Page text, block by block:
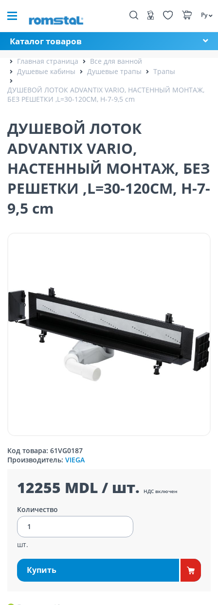
Ру
Каталог товаров
Главная страница
Все для ванной
Душевые кабины
Душевые трапы
Трапы
ДУШЕВОЙ ЛОТОК ADVANTIX VARIO, НАСТЕННЫЙ МОНТАЖ,
БЕЗ РЕШЕТКИ ,L=30-120CM, H-7-9,5 cm
ДУШЕВОЙ ЛОТОК
ADVANTIX VARIO,
НАСТЕННЫЙ МОНТАЖ, БЕЗ
РЕШЕТКИ ,L=30-120CM, H-7-
9,5 cm
Код товара: 61VG0187
Производитель: VIEGA
12255 MDL / шт. НДС включен
Количество
шт.
Купить